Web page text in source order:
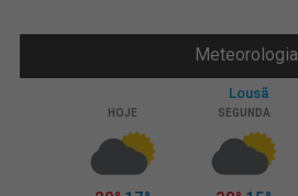
Meteorologia